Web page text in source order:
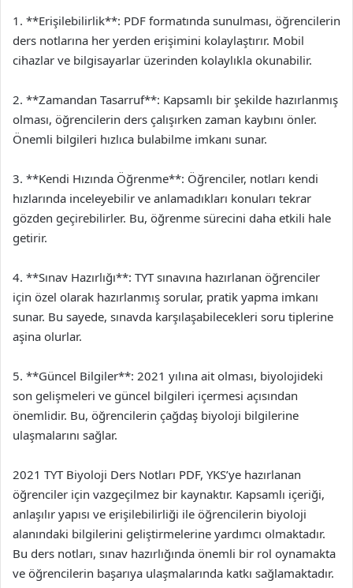
1. **Erişilebilirlik**: PDF formatında sunulması, öğrencilerin
ders notlarına her yerden erişimini kolaylaştırır. Mobil
cihazlar ve bilgisayarlar üzerinden kolaylıkla okunabilir.
2. **Zamandan Tasarruf**: Kapsamlı bir şekilde hazırlanmış
olması, öğrencilerin ders çalışırken zaman kaybını önler.
Önemli bilgileri hızlıca bulabilme imkanı sunar.
3. **Kendi Hızında Öğrenme**: Öğrenciler, notları kendi
hızlarında inceleyebilir ve anlamadıkları konuları tekrar
gözden geçirebilirler. Bu, öğrenme sürecini daha etkili hale
getirir.
4. **Sınav Hazırlığı**: TYT sınavına hazırlanan öğrenciler
için özel olarak hazırlanmış sorular, pratik yapma imkanı
sunar. Bu sayede, sınavda karşılaşabilecekleri soru tiplerine
aşina olurlar.
5. **Güncel Bilgiler**: 2021 yılına ait olması, biyolojideki
son gelişmeleri ve güncel bilgileri içermesi açısından
önemlidir. Bu, öğrencilerin çağdaş biyoloji bilgilerine
ulaşmalarını sağlar.
2021 TYT Biyoloji Ders Notları PDF, YKS’ye hazırlanan
öğrenciler için vazgeçilmez bir kaynaktır. Kapsamlı içeriği,
anlaşılır yapısı ve erişilebilirliği ile öğrencilerin biyoloji
alanındaki bilgilerini geliştirmelerine yardımcı olmaktadır.
Bu ders notları, sınav hazırlığında önemli bir rol oynamakta
ve öğrencilerin başarıya ulaşmalarında katkı sağlamaktadır.